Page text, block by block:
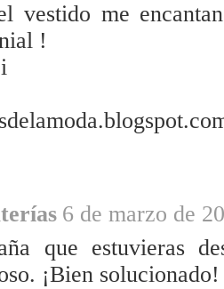
vestido me
!
6 de marzo de
que estuvieras
¡Bien solucionado!